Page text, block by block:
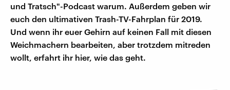
und Tratsch"-Podcast warum. Außerdem geben wir
euch den ultimativen Trash-TV-Fahrplan für 2019.
Und wenn ihr euer Gehirn auf keinen Fall mit diesen
Weichmachern bearbeiten, aber trotzdem mitreden
wollt, erfahrt ihr hier, wie das geht.